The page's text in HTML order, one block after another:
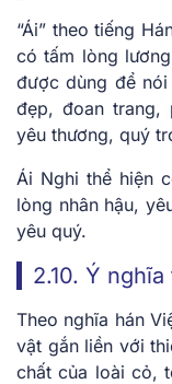
“Ái” theo tiếng
có tấm lòng
được dùng để
đẹp, đoan trang,
yêu thương, quý
Ái Nghi thể hiện
lòng nhân hậu,
yêu quý.
2.10. Ý
Theo nghĩa hán
vật gắn liền với
chất của loài cỏ,